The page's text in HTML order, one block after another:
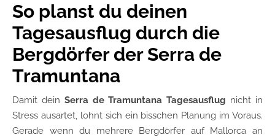
So planst du deinen
Tagesausflug durch die
Bergdörfer der Serra de
Tramuntana
Damit dein Serra de Tramuntana Tagesausflug nicht in
Stress ausartet, lohnt sich ein bisschen Planung im Voraus.
Gerade wenn du mehrere Bergdörfer auf Mallorca an